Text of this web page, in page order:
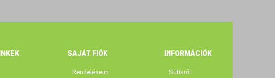
SAJÁT FIÓK
Rendeléseim
INFORMÁCIÓK
Sütikről